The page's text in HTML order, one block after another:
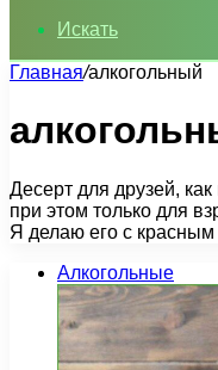
Искать
Главная/алкогольный
Десерт для друзей,
при этом только для
Я делаю его с красным
Алкогольные